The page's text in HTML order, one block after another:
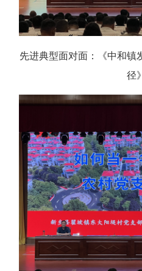
先进典型面对面：《中和镇
径》